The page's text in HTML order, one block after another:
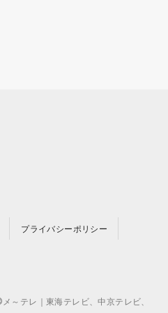
プライバシーポリシー
～テレ｜東海テレビ、中京テレビ、